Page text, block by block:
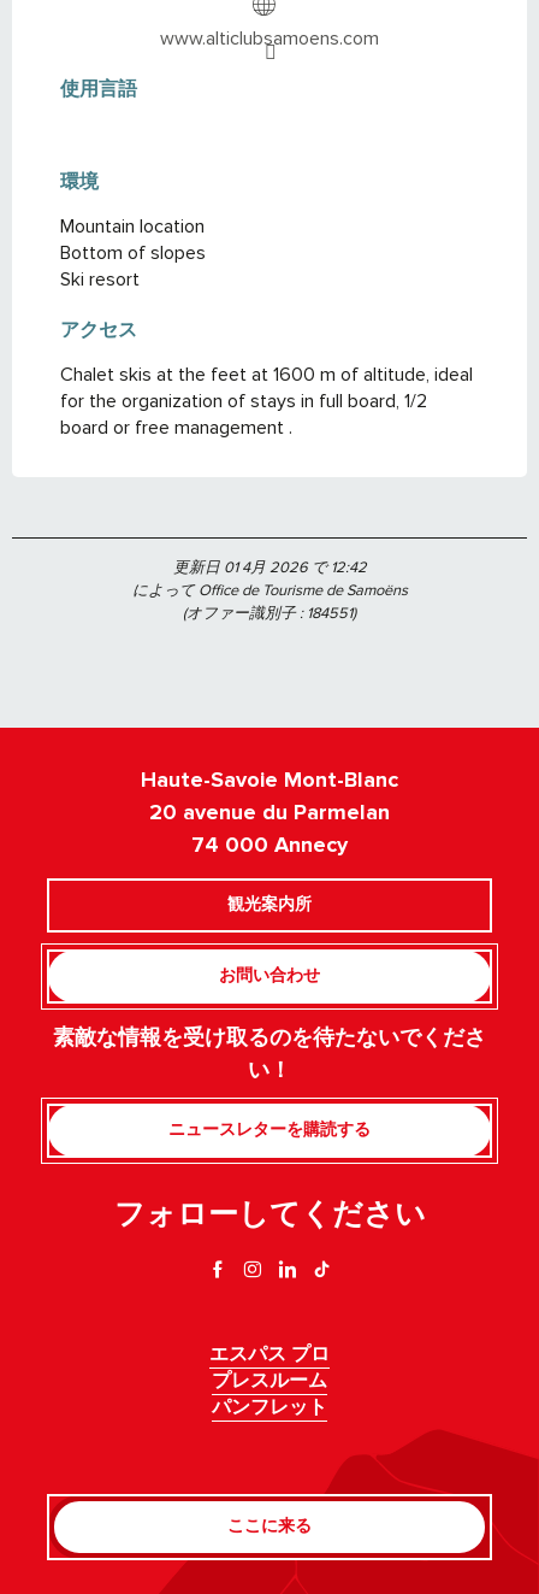
www.alticlubsamoens.com
使用言語
使用言語
環境
環境
Mountain location
Bottom of slopes
Ski resort
アクセス
アクセス
Chalet skis at the feet at 1600 m of altitude, ideal
for the organization of stays in full board, 1/2
board or free management .
更新日 01 4月 2026 で 12:42
によって Office de Tourisme de Samoëns
(オファー識別子 : 184551)
Haute-Savoie Mont-Blanc
20 avenue du Parmelan
74 000 Annecy
観光案内所
お問い合わせ
素敵な情報を受け取るのを待たないでくださ
い！
ニュースレターを購読する
フォローしてください
エスパス プロ
プレスルーム
パンフレット
ここに来る